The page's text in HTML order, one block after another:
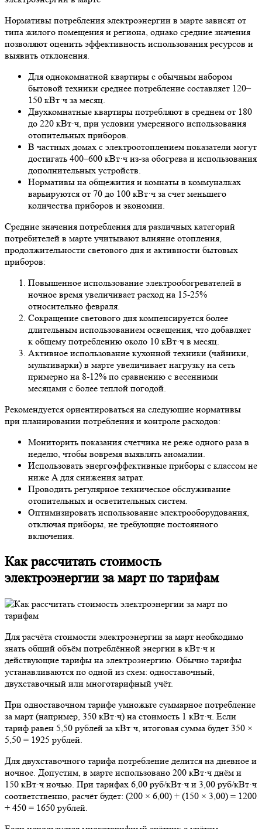
Нормативы потребления электроэнергии в марте зависят от
типа жилого помещения и региона, однако средние значения
позволяют оценить эффективность использования ресурсов и
выявить отклонения.
Для однокомнатной квартиры с обычным набором
бытовой техники среднее потребление составляет 120–
150 кВт·ч за месяц.
Двухкомнатные квартиры потребляют в среднем от 180
до 220 кВт·ч, при условии умеренного использования
отопительных приборов.
В частных домах с электроотоплением показатели могут
достигать 400–600 кВт·ч из-за обогрева и использования
дополнительных устройств.
Нормативы на общежития и комнаты в коммуналках
варьируются от 70 до 100 кВт·ч за счет меньшего
количества приборов и экономии.
Средние значения потребления для различных категорий
потребителей в марте учитывают влияние отопления,
продолжительности светового дня и активности бытовых
приборов:
Повышенное использование электрообогревателей в
ночное время увеличивает расход на 15-25%
относительно февраля.
Сокращение светового дня компенсируется более
длительным использованием освещения, что добавляет
к общему потреблению около 10 кВт·ч в месяц.
Активное использование кухонной техники (чайники,
мультиварки) в марте увеличивает нагрузку на сеть
примерно на 8-12% по сравнению с весенними
месяцами с более теплой погодой.
Рекомендуется ориентироваться на следующие нормативы
при планировании потребления и контроле расходов:
Мониторить показания счетчика не реже одного раза в
неделю, чтобы вовремя выявлять аномалии.
Использовать энергоэффективные приборы с классом не
ниже A для снижения затрат.
Проводить регулярное техническое обслуживание
отопительных и осветительных систем.
Оптимизировать использование электрооборудования,
отключая приборы, не требующие постоянного
включения.
Как рассчитать стоимость
электроэнергии за март по тарифам
Для расчёта стоимости электроэнергии за март необходимо
знать общий объём потреблённой энергии в кВт·ч и
действующие тарифы на электроэнергию. Обычно тарифы
устанавливаются по одной из схем: одноставочный,
двухставочный или многотарифный учёт.
При одноставочном тарифе умножьте суммарное потребление
за март (например, 350 кВт·ч) на стоимость 1 кВт·ч. Если
тариф равен 5,50 рублей за кВт·ч, итоговая сумма будет 350 ×
5,50 = 1925 рублей.
Для двухставочного тарифа потребление делится на дневное и
ночное. Допустим, в марте использовано 200 кВт·ч днём и
150 кВт·ч ночью. При тарифах 6,00 руб/кВт·ч и 3,00 руб/кВт·ч
соответственно, расчёт будет: (200 × 6,00) + (150 × 3,00) = 1200
+ 450 = 1650 рублей.